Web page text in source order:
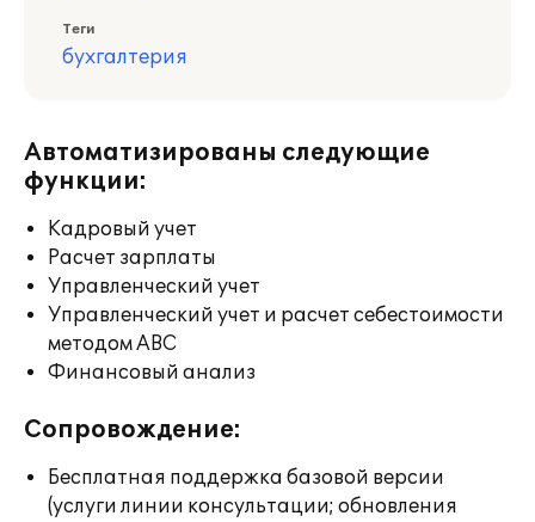
Теги
бухгалтерия
Автоматизированы следующие
функции:
Кадровый учет
Расчет зарплаты
Управленческий учет
Управленческий учет и расчет себестоимости
методом ABC
Финансовый анализ
Сопровождение:
Бесплатная поддержка базовой версии
(услуги линии консультации; обновления